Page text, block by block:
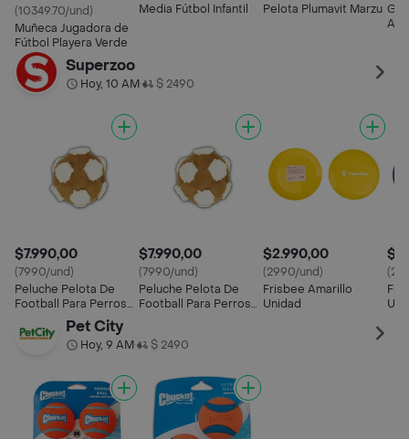
(10349.70/und)
Muñeca Jugadora de
Fútbol Playera Verde
Media Fútbol Infantil
Pelota Plumavit Marzu
Superzoo
Hoy, 10 AM• $ 2490
$7.990,00
(7990/und)
Peluche Pelota De
Football Para Perros
$7.990,00
(7990/und)
Peluche Pelota De
Football Para Perros
$2.990,00
(2990/und)
Frisbee Amarillo
Unidad
Pet City
Hoy, 9 AM• $ 2490